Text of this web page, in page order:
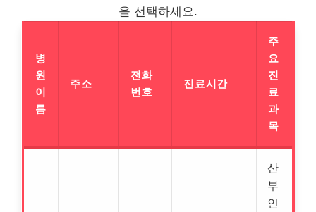
을 선택하세요.
병
원
이
름
주소
전화
번호
진료시간
주
요
진
료
과
목
산
부
인